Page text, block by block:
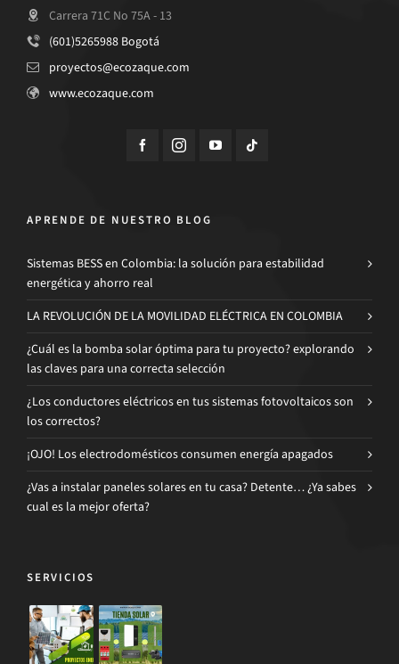
Carrera 71C No 75A - 13
(601)5265988 Bogotá
proyectos@ecozaque.com
www.ecozaque.com
APRENDE DE NUESTRO BLOG
Sistemas BESS en Colombia: la solución para estabilidad
energética y ahorro real
LA REVOLUCIÓN DE LA MOVILIDAD ELÉCTRICA EN COLOMBIA
¿Cuál es la bomba solar óptima para tu proyecto? explorando
las claves para una correcta selección
¿Los conductores eléctricos en tus sistemas fotovoltaicos son
los correctos?
¡OJO! Los electrodomésticos consumen energía apagados
¿Vas a instalar paneles solares en tu casa? Detente… ¿Ya sabes
cual es la mejor oferta?
SERVICIOS